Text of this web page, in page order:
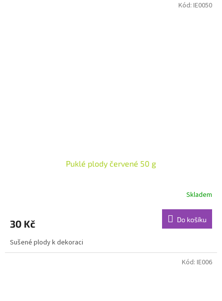
Puklé plody červené 50 g
Skladem
30 Kč Do košíku
Sušené plody k dekoraci
Kód: IE0050
Kód: IE006